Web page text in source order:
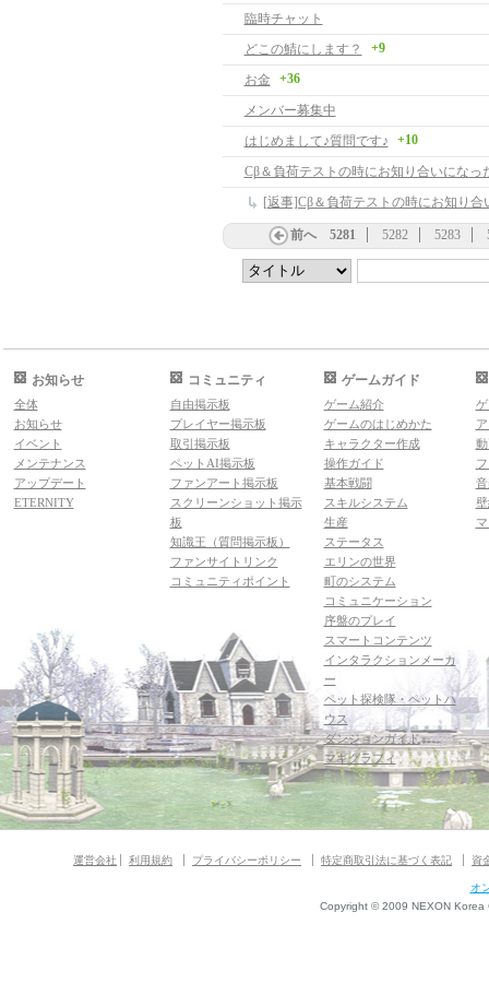
臨時チャット
どこの鯖にします？
+9
お金 +36
メンバー募集中
はじめまして♪質問です♪
+10
前へ 5281 5282 5283
お知らせ
全体
お知らせ
イベント
メンテナンス
アップデート
ETERNITY
コミュニティ
自由掲示板
プレイヤー掲示板
取引掲示板
ペットAI掲示板
ファンアート掲示板
スクリーンショット掲示
板
知識王（質問掲示板）
ファンサイトリンク
コミュニティポイント
ゲームガイド
ゲーム紹介
ゲームのはじめかた
キャラクター作成
操作ガイド
基本戦闘
スキルシステム
生産
ステータス
エリンの世界
町のシステム
コミュニケーション
序盤のプレイ
スマートコンテンツ
インタラクションメーカ
ー
ペット探検隊・ペットハ
ウス
ダンジョンガイド
マギグラフィ
運営会社 利用規約 プライバシーポリシー 特定商取引法に基づく表記 資
オ
Copyright © 2009 NEXON Korea